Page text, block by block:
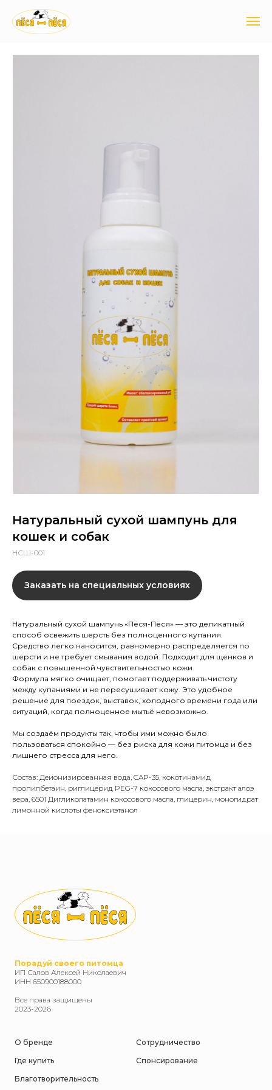
Натуральный сухой шампунь для
кошек и собак
НСШ-001
Заказать на специальных условиях
Натуральный сухой шампунь «Пёся-Пёся» — это деликатный
способ освежить шерсть без полноценного купания.
Средство легко наносится, равномерно распределяется по
шерсти и не требует смывания водой. Подходит для щенков и
собак с повышенной чувствительностью кожи.
Формула мягко очищает, помогает поддерживать чистоту
между купаниями и не пересушивает кожу. Это удобное
решение для поездок, выставок, холодного времени года или
ситуаций, когда полноценное мытьё невозможно.
Мы создаём продукты так, чтобы ими можно было
пользоваться спокойно — без риска для кожи питомца и без
лишнего стресса для него.
Состав: Деионизированная вода, CAP-35, кокотинамид
пропилбетаин, риглицерид PEG-7 кокосового масла, экстракт алоэ
вера, 6501 Дигликолатамин кокосового масла, глицерин, моногидрат
лимонной кислоты феноксиэтанол
Порадуй своего питомца
ИП Салов Алексей Николаевич
ИНН 650900188000
Все права защищены
2023-2026
О бренде
Где купить
Благотворительность
Сотрудничество
Спонсирование